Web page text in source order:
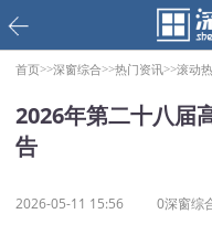
首页>>深窗综合>>热门资讯>>滚动
2026年第二十八届
告
2026-05-11 15:56 0深窗综